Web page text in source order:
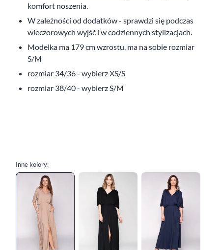
komfort noszenia.
W zależności od dodatków - sprawdzi się podczas
wieczorowych wyjść i w codziennych stylizacjach.
Modelka ma 179 cm wzrostu, ma na sobie rozmiar
S/M
rozmiar 34/36 - wybierz XS/S
rozmiar 38/40 - wybierz S/M
Inne kolory: